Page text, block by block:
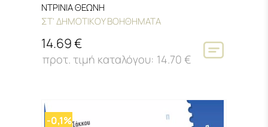
ΝΤΡΙΝΙΑ ΘΕΩΝΗ
ΣΤ' ΔΗΜΟΤΙΚΟΥ ΒΟΗΘΗΜΑΤΑ
14.69 €
14.70 €
-0,1%